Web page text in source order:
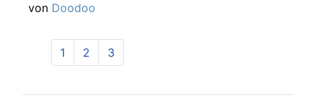
von Doodoo
1 2 3